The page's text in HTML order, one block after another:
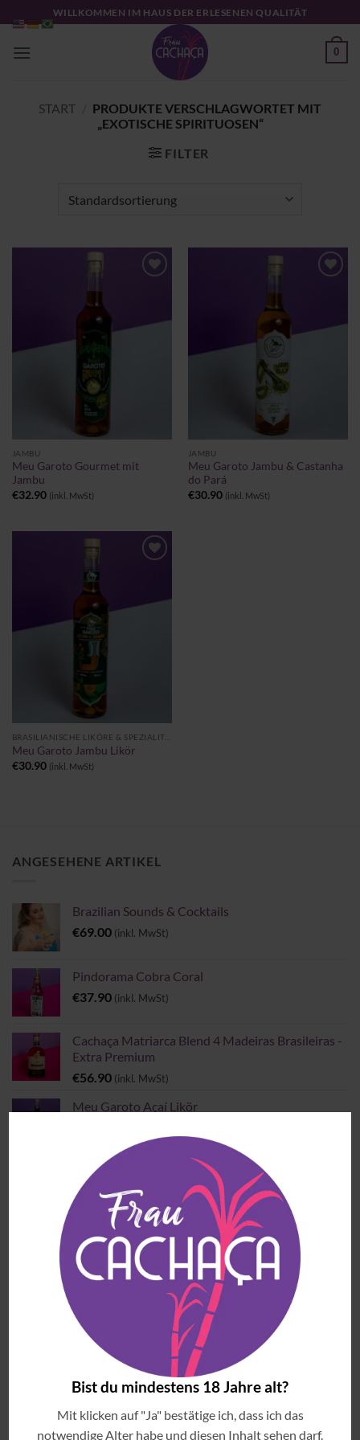
Bist du mindestens 18 Jahre alt?
Mit klicken auf "Ja" bestätige ich, dass ich das
notwendige Alter habe und diesen Inhalt sehen darf.
Inhalt
springen
WILLKOMMEN IM HAUS DER ERLESENEN QUALITÄT
0
START
PRODUKTE VERSCHLAGWORTET MIT
„EXOTISCHE SPIRITUOSEN“
FILTER
JAMBU
Meu Garoto Gourmet mit
Jambu
€32.90 (inkl. MwSt)
JAMBU
Meu Garoto Jambu & Castanha
do Pará
€30.90 (inkl. MwSt)
Meu Garoto Jambu Likör
€30.90 (inkl. MwSt)
ANGESEHENE ARTIKEL
Brazilian Sounds & Cocktails
€69.00 (inkl. MwSt)
Pindorama Cobra Coral
€37.90 (inkl. MwSt)
Cachaça Matriarca Blend 4 Madeiras Brasileiras -
Extra Premium
€56.90 (inkl. MwSt)
Meu Garoto Açaí Likör
MEISTVERKAUFTE ARTIKEL
Blauer Frizzante Principe
€14.90 (inkl. MwSt)
Copo Americano Serie
€
Preisspanne:
€4.00
€6.00
(inkl. MwSt)
Jambuzera
€33.90 –€54.90Preisspanne:
bis
€54.90
(inkl. MwSt)